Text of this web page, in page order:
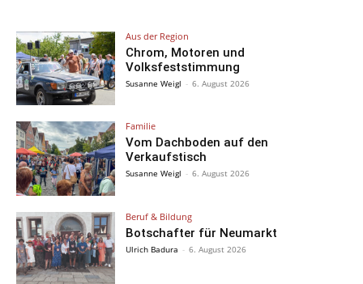
Aus der Region
Chrom, Motoren und
Volksfeststimmung
Susanne Weigl - 6. August 2026
Familie
Vom Dachboden auf den
Verkaufstisch
Susanne Weigl - 6. August 2026
Beruf & Bildung
Botschafter für Neumarkt
Ulrich Badura - 6. August 2026